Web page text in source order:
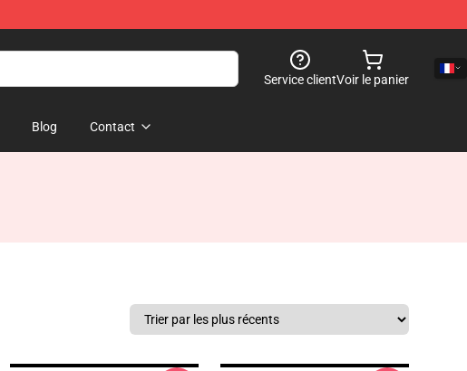
Service clientVoir le panier
Blog Contact